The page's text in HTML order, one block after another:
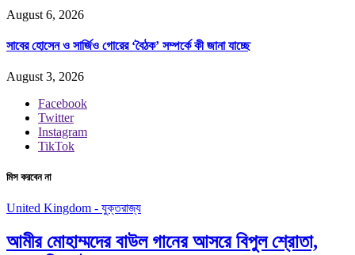
August 6, 2026
সাবের হোসেন ও সার্জিও গোরের ‘বৈঠক’ সম্পর্কে কী জানা যাচ্ছে
August 3, 2026
Facebook
Twitter
Instagram
TikTok
মিস করবেন না
United Kingdom - যুক্তরাজ্য
আমীর মোহাম্মদের বাউল গানের আসরে বিপুল শ্রোতা,